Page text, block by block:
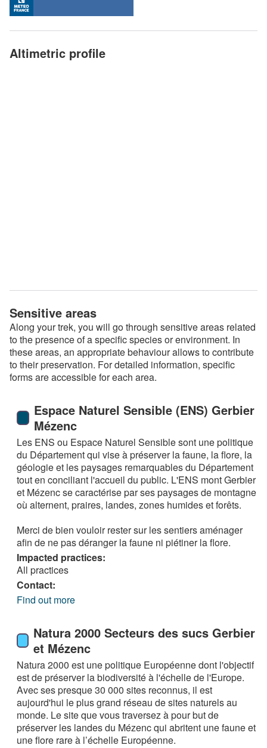
Altimetric profile
Sensitive areas
Along your trek, you will go through sensitive areas related
to the presence of a specific species or environment. In
these areas, an appropriate behaviour allows to contribute
to their preservation. For detailed information, specific
forms are accessible for each area.
Espace Naturel Sensible (ENS) Gerbier
Mézenc
Les ENS ou Espace Naturel Sensible sont une politique
du Département qui vise à préserver la faune, la flore, la
géologie et les paysages remarquables du Département
tout en conciliant l'accueil du public. L'ENS mont Gerbier
et Mézenc se caractérise par ses paysages de montagne
où alternent, praires, landes, zones humides et forêts.
Merci de bien vouloir rester sur les sentiers aménager
afin de ne pas déranger la faune ni piétiner la flore.
Impacted practices:
All practices
Contact:
Find out more
Natura 2000 Secteurs des sucs Gerbier
et Mézenc
Natura 2000 est une politique Européenne dont l'objectif
est de préserver la biodiversité à l'échelle de l'Europe.
Avec ses presque 30 000 sites reconnus, il est
aujourd'hui le plus grand réseau de sites naturels au
monde. Le site que vous traversez à pour but de
préserver les landes du Mézenc qui abritent une faune et
une flore rare à l’échelle Européenne.